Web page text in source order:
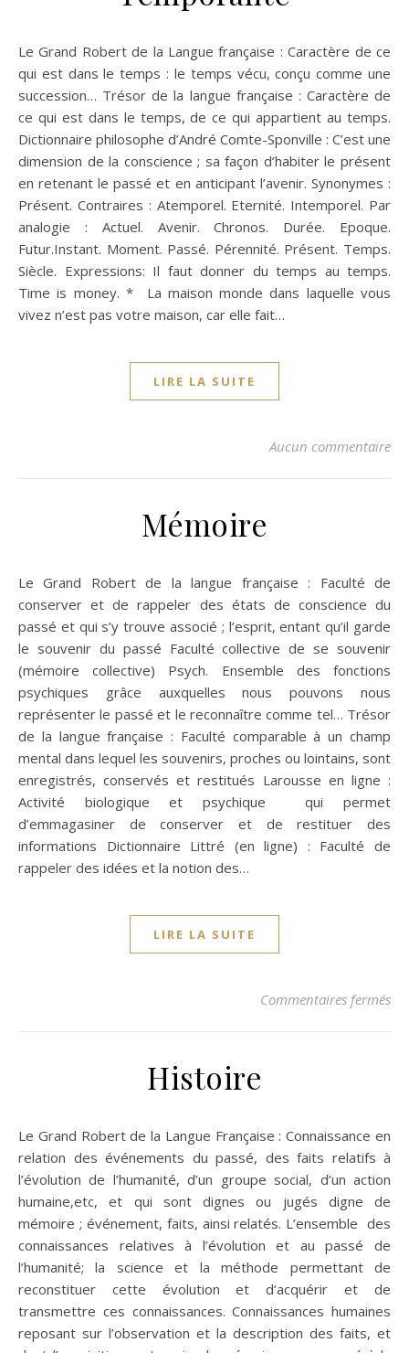
Le Grand Robert de la Langue française : Caractère de ce
qui est dans le temps : le temps vécu, conçu comme une
succession… Trésor de la langue française : Caractère de
ce qui est dans le temps, de ce qui appartient au temps.
Dictionnaire philosophe d’André Comte-Sponville : C’est une
dimension de la conscience ; sa façon d’habiter le présent
en retenant le passé et en anticipant l’avenir. Synonymes :
Présent. Contraires : Atemporel. Eternité. Intemporel. Par
analogie : Actuel. Avenir. Chronos. Durée. Epoque.
Futur.Instant. Moment. Passé. Pérennité. Présent. Temps.
Siècle. Expressions: Il faut donner du temps au temps.
Time is money. * La maison monde dans laquelle vous
vivez n’est pas votre maison, car elle fait…
LIRE LA SUITE
Aucun commentaire
Mémoire
Le Grand Robert de la langue française : Faculté de
conserver et de rappeler des états de conscience du
passé et qui s’y trouve associé ; l’esprit, entant qu’il garde
le souvenir du passé Faculté collective de se souvenir
(mémoire collective) Psych. Ensemble des fonctions
psychiques grâce auxquelles nous pouvons nous
représenter le passé et le reconnaître comme tel… Trésor
de la langue française : Faculté comparable à un champ
mental dans lequel les souvenirs, proches ou lointains, sont
enregistrés, conservés et restitués Larousse en ligne :
Activité biologique et psychique qui permet
d’emmagasiner de conserver et de restituer des
informations Dictionnaire Littré (en ligne) : Faculté de
rappeler des idées et la notion des…
LIRE LA SUITE
Commentaires fermés
Histoire
Le Grand Robert de la Langue Française : Connaissance en
relation des événements du passé, des faits relatifs à
l’évolution de l’humanité, d’un groupe social, d’un action
humaine,etc, et qui sont dignes ou jugés digne de
mémoire ; événement, faits, ainsi relatés. L’ensemble des
connaissances relatives à l’évolution et au passé de
l’humanité; la science et la méthode permettant de
reconstituer cette évolution et d’acquérir et de
transmettre ces connaissances. Connaissances humaines
reposant sur l’observation et la description des faits, et